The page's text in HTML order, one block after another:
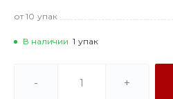
от 10 упак
В наличии 1 упак
- +